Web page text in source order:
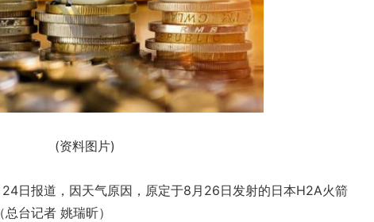
(资料图片)
日报道，因天气原因，原定于8月26日发射的日本H2A火箭
台记者 姚瑞昕）